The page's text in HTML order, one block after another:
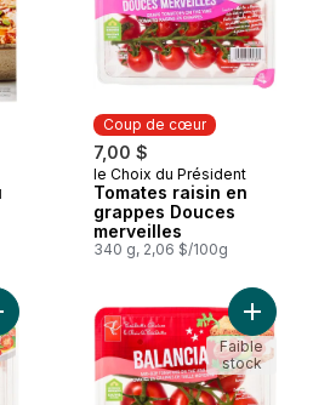
Coup de cœur
7,00 $
Coup de cœur
le Choix du Président
Tomates raisin en
grappes Douces
merveilles
340 g, 2,06 $/100g
Tomates style fraises enAjouter
Faible
stock